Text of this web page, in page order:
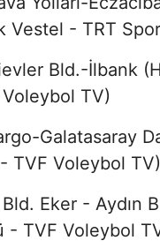
Vestel - TRT Spor
Bld.-İlbank
TV)
Galatasaray
TVF Voleybol TV)
Eker - Aydın
- TVF Voleybol